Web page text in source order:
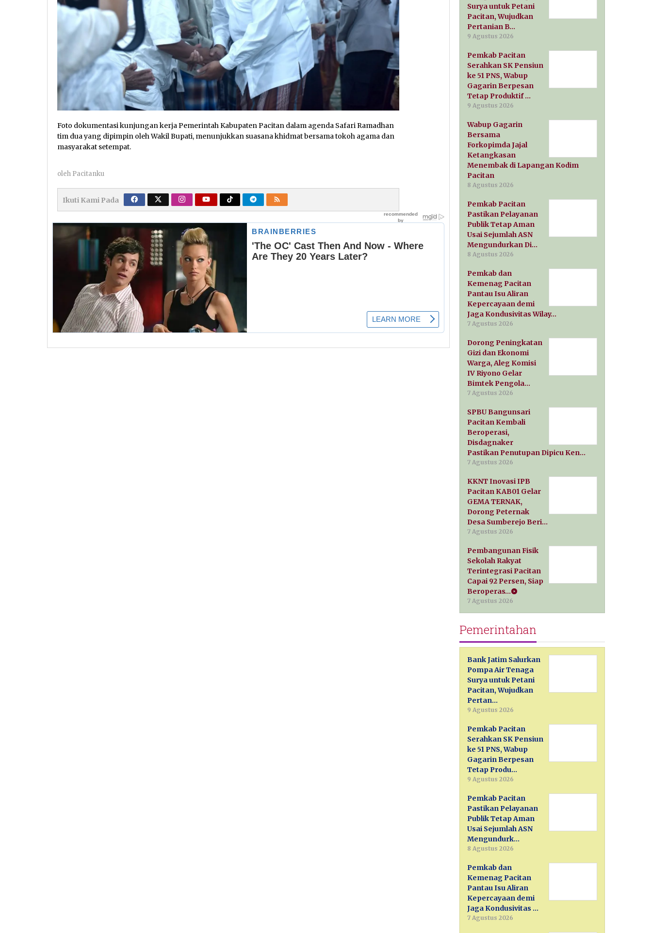
Foto dokumentasi kunjungan kerja Pemerintah Kabupaten Pacitan dalam agenda Safari Ramadhan
tim dua yang dipimpin oleh Wakil Bupati, menunjukkan suasana khidmat bersama tokoh agama dan
masyarakat setempat.
oleh Pacitanku
Ikuti Kami Pada
Surya untuk Petani
Pacitan, Wujudkan
Pertanian B…
9 Agustus 2026
Pemkab Pacitan
Serahkan SK Pensiun
ke 51 PNS, Wabup
Gagarin Berpesan
Tetap Produktif …
9 Agustus 2026
Wabup Gagarin
Bersama
Forkopimda Jajal
Ketangkasan
Menembak di Lapangan Kodim
Pacitan
8 Agustus 2026
Pemkab Pacitan
Pastikan Pelayanan
Publik Tetap Aman
Usai Sejumlah ASN
Mengundurkan Di…
8 Agustus 2026
Pemkab dan
Kemenag Pacitan
Pantau Isu Aliran
Kepercayaan demi
Jaga Kondusivitas Wilay…
7 Agustus 2026
Dorong Peningkatan
Gizi dan Ekonomi
Warga, Aleg Komisi
IV Riyono Gelar
Bimtek Pengola…
7 Agustus 2026
SPBU Bangunsari
Pacitan Kembali
Beroperasi,
Disdagnaker
Pastikan Penutupan Dipicu Ken…
7 Agustus 2026
KKNT Inovasi IPB
Pacitan KAB01 Gelar
GEMA TERNAK,
Dorong Peternak
Desa Sumberejo Beri…
7 Agustus 2026
Pembangunan Fisik
Sekolah Rakyat
Terintegrasi Pacitan
Capai 92 Persen, Siap
Beroperas…
7 Agustus 2026
Pemerintahan
Bank Jatim Salurkan
Pompa Air Tenaga
Surya untuk Petani
Pacitan, Wujudkan
Pertan…
9 Agustus 2026
Pemkab Pacitan
Serahkan SK Pensiun
ke 51 PNS, Wabup
Gagarin Berpesan
Tetap Produ…
9 Agustus 2026
Pemkab Pacitan
Pastikan Pelayanan
Publik Tetap Aman
Usai Sejumlah ASN
Mengundurk…
8 Agustus 2026
Pemkab dan
Kemenag Pacitan
Pantau Isu Aliran
Kepercayaan demi
Jaga Kondusivitas …
7 Agustus 2026